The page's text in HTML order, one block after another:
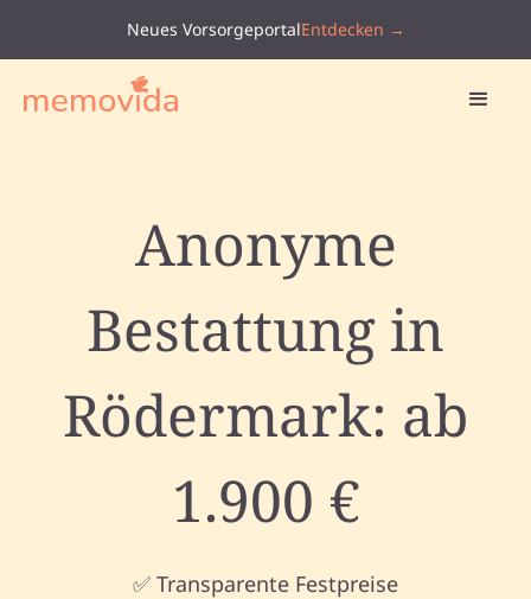
Neues VorsorgeportalEntdecken →
Anonyme
Bestattung in
Rödermark: ab
1.900 €
✅ Transparente Festpreise